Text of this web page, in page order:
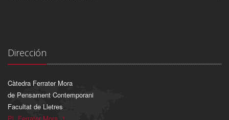
Dirección
Càtedra Ferrater Mora
de Pensament Contemporani
Facultat de Lletres